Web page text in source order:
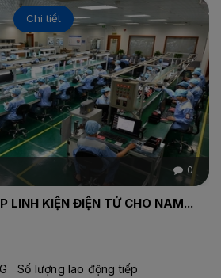
0
Chi tiết
LINH KIỆN ĐIỆN TỬ CHO NAM...
Số lượng lao động tiếp